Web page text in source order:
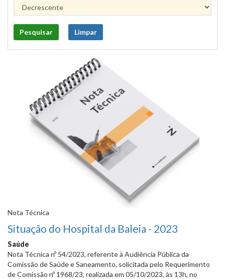
Pesquisar Limpar
Nota Técnica
Situação do Hospital da Baleia - 2023
Saúde
Nota Técnica nº 54/2023, referente à Audiência Pública da
Comissão de Saúde e Saneamento, solicitada pelo Requerimento
de Comissão nº 1968/23, realizada em 05/10/2023, às 13h, no